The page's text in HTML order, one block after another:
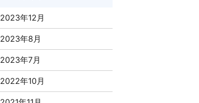
2023年12月
2023年8月
2023年7月
2022年10月